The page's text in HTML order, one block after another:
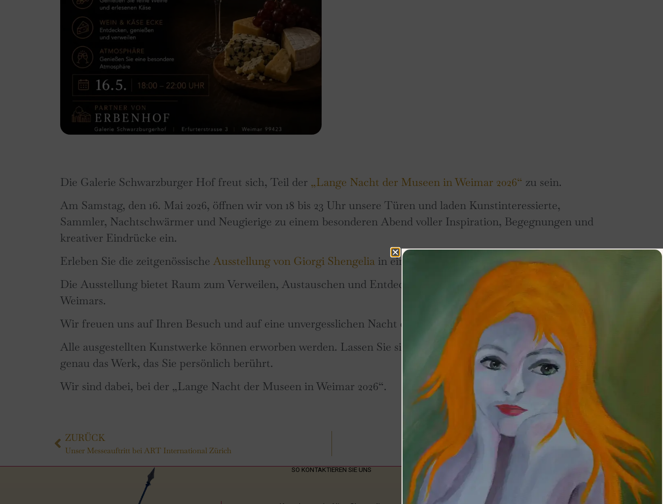
Die Galerie Schwarzburger Hof freut sich, Teil der „Lange Nacht der Museen in Weimar 2026“ zu sein.
Am Samstag, den 16. Mai 2026, öffnen wir von 18 bis 23 Uhr unsere Türen und laden Kunstinteressierte,
Sammler, Nachtschwärmer und Neugierige zu einem besonderen Abend voller Inspiration, Begegnungen und
kreativer Eindrücke ein.
Erleben Sie die zeitgenössische Ausstellung von Giorgi Shengelia in einer einzigartigen Atmosphäre.
Die Ausstellung bietet Raum zum Verweilen, Austauschen und Entdecken – mitten im kulturellen Herzen
Weimars.
Wir freuen uns auf Ihren Besuch und auf eine unvergesslichen Nacht der Kunst.
Alle ausgestellten Kunstwerke können erworben werden. Lassen Sie sich inspirieren und finden Sie vielleicht
genau das Werk, das Sie persönlich berührt.
Wir sind dabei, bei der „Lange Nacht der Museen in Weimar 2026“.
ZURÜCK
Unser Messeauftritt bei ART International Zürich
VOR
Ausstellung Elena Neuner 2026
SO KONTAKTIEREN SIE UNS